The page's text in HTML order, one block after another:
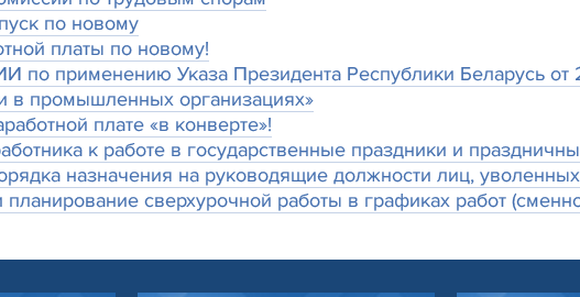
по новому
платы по новому!
применению Указа Президента Республики Беларусь от
в промышленных организациях»
плате «в конверте»!
к работе в государственные праздники и
назначения на руководящие должности лиц,
планирование сверхурочной работы в графиках работ